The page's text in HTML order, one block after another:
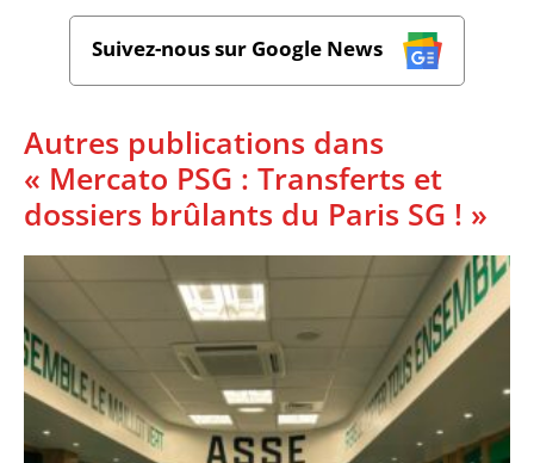
Suivez-nous sur Google News
Autres publications dans
« Mercato PSG : Transferts et
dossiers brûlants du Paris SG ! »